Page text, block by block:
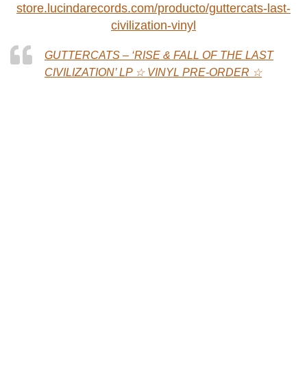
store.lucindarecords.com/producto/guttercats-last-
civilization-vinyl
GUTTERCATS – ‘RISE & FALL OF THE LAST
CIVILIZATION’ LP ☆ VINYL PRE-ORDER ☆